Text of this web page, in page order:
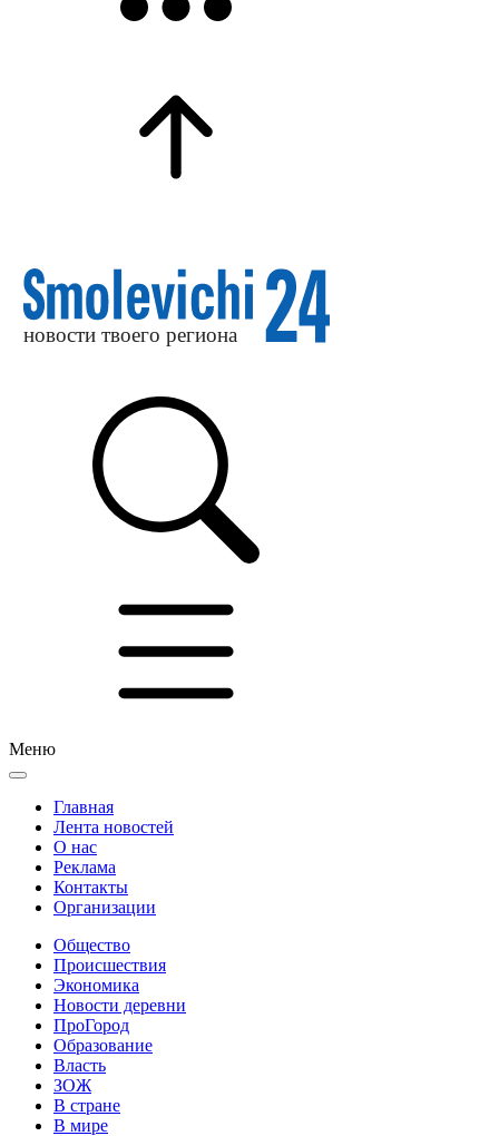
Меню
Главная
Лента новостей
О нас
Реклама
Контакты
Организации
Общество
Происшествия
Экономика
Новости деревни
ПроГород
Образование
Власть
ЗОЖ
В стране
В мире